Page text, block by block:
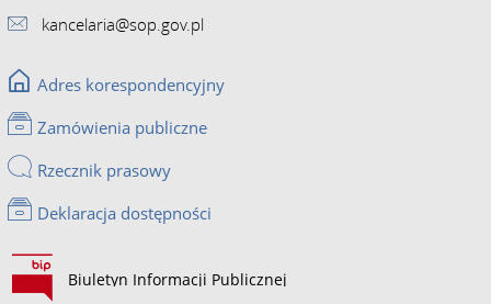
kancelaria@sop.gov.pl
Adres korespondencyjny
Zamówienia publiczne
Rzecznik prasowy
Deklaracja dostępności
Biuletyn Informacji Publicznej